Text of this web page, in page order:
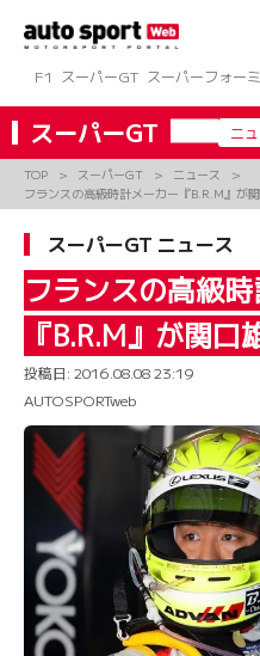
ツ
へ
ス
キ
プ
F1 スーパーGT スーパーフォー
スーパーGT ニ
TOP スーパーGT
ニュース
フランスの高級時計メーカー『B.R.M』が
スーパーGT ニュース
フランスの高級
『B.R.M』が関
投稿日: 2016.08.08 23:19
AUTOSPORTweb